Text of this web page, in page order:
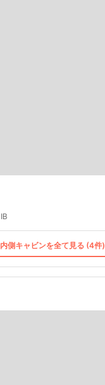
IB
内側キャビンを全て見る (4件)